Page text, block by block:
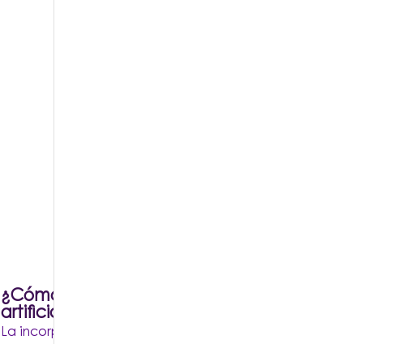
¿Cómo está evolucionando la inteligencia
artificial en la ciberseguridad?
La incorporación de inteligencia artificial en la